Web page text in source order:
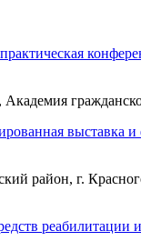
практическая
Академия
выставка
район, г.